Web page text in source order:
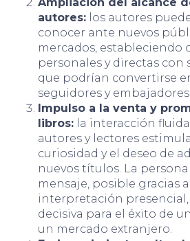
autores: los autores
conocer ante nuevos
mercados, estableciendo
personales y directas con
que podrían convertirse
seguidores y
Impulso a la venta y
libros: la interacción
autores y lectores
curiosidad y el deseo de
nuevos títulos. La
mensaje, posible gracias
interpretación presencial,
decisiva para el éxito de
un mercado extranjero.